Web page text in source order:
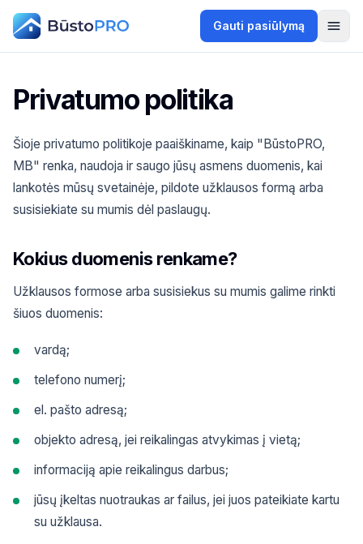
Gauti pasiūlymą
Privatumo politika
Šioje privatumo politikoje paaiškiname, kaip "BūstoPRO,
MB" renka, naudoja ir saugo jūsų asmens duomenis, kai
lankotės mūsų svetainėje, pildote užklausos formą arba
susisiekiate su mumis dėl paslaugų.
Kokius duomenis renkame?
Užklausos formose arba susisiekus su mumis galime rinkti
šiuos duomenis:
vardą;
telefono numerį;
el. pašto adresą;
objekto adresą, jei reikalingas atvykimas į vietą;
informaciją apie reikalingus darbus;
jūsų įkeltas nuotraukas ar failus, jei juos pateikiate kartu
su užklausa.